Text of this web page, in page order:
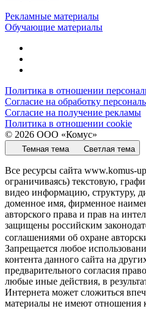
Рекламные материалы
Обучающие материалы
Политика в отношении
Согласие на обработку
Согласие на получение рекламы
Политика в отношении cookie
© 2026 ООО «Комус»
Темная тема Светлая тема
Все ресурсы сайта www.komus-
ограничиваясь) текстовую,
видео информацию, структуру,
доменное имя, фирменное
авторского права и прав на
защищены российским
соглашениями об охране
Запрещается любое
контента данного сайта на
предварительного согласия
любые иные действия, в
Интернета может сложиться
материалы не имеют отношения